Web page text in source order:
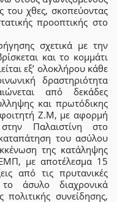
του χθες, σκοπεύοντας
προοπτικής στο
σχετικά με την
και το κομμάτι
εξ’ ολοκλήρου κάθε
δραστηριότητα
από δεκάδες
και πρωτόδικης
φοιτητή Ζ.Μ, με αφορμή
Παλαιστίνη στο
του ασύλου
της κατάληψης
με αποτέλεσμα 15
από τις πρυτανικές
άσυλο διαχρονικά
συνείδησης,